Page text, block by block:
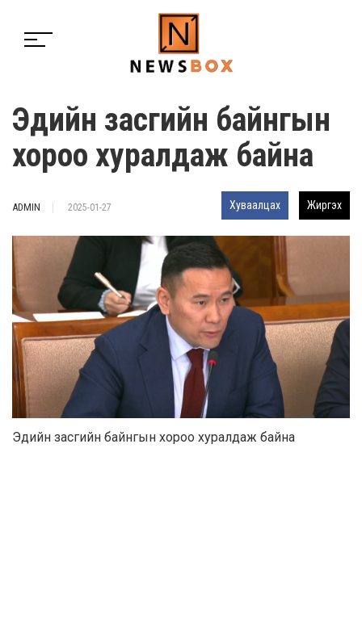
Эдийн засгийн байнгын
хороо хуралдаж байна
ADMIN 2025-01-27 Хуваалцах Жиргэх
Эдийн засгийн байнгын хороо хуралдаж байна